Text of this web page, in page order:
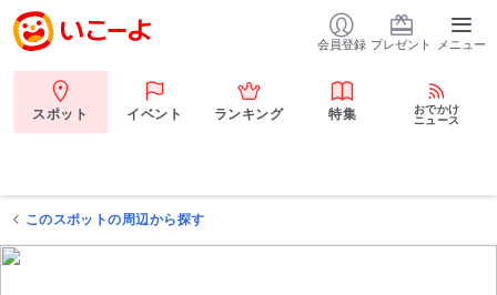
会員登録 プレゼント メニュー
スポット イベント ランキング 特集
おでかけ
ニュース
このスポットの周辺から探す